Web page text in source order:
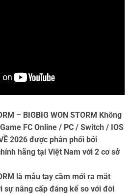
– BIGBIG WON STORM Không
FC Online / PC / Switch / IOS
2026 được phân phối bởi
hãng tại Việt Nam với 2 cơ sở
là mẫu tay cầm mới ra mắt
sự nâng cấp đáng kể so với đời